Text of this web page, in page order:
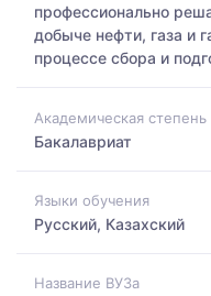
профессионально
добыче нефти, газа и
процессе сбора и
Академическая степень
Бакалавриат
Языки обучения
Русский, Казахский
Название ВУЗа